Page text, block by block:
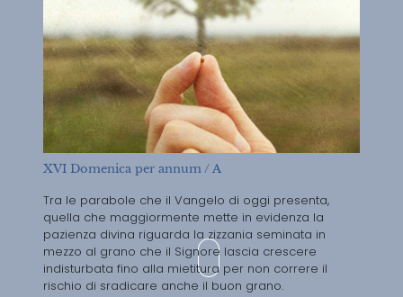
XVI Domenica per annum / A
Tra le parabole che il Vangelo di oggi presenta,
quella che maggiormente mette in evidenza la
pazienza divina riguarda la zizzania seminata in
mezzo al grano che il Signore lascia crescere
indisturbata fino alla mietitura per non correre il
rischio di sradicare anche il buon grano.